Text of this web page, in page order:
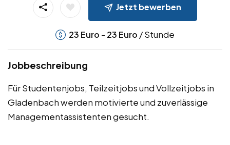
Jetzt bewerben
23 Euro - 23 Euro / Stunde
Jobbeschreibung
Für Studentenjobs, Teilzeitjobs und Vollzeitjobs in
Gladenbach werden motivierte und zuverlässige
Managementassistenten gesucht.